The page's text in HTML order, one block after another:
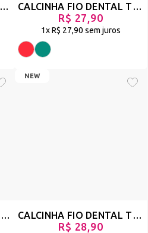
CALCINHA SÓ O FIO DENTAL EM TULE COM BORDADO EM PAETÊ E RENDA - BOLACHA - VERMELHO - REF 2941 CALCINHA FIO DENTAL TRIÂNGULO COM DETALHE EM BORDADO E REGULAGEM - VISTOSA
R$ 27,90
1xR$ 27,90 sem juros
CALCINHA FIO DENTAL TIPO TANGA COM DETALHE EM BORDADO E REGULAGEM - DA HORA - PRETO - REF 2976
NEW
CALCINHA FIO DENTAL TIPO TANGA COM DETALHE EM BORDADO E REGULAGEM - JEITOSA - OURO - REF 2443
R$ 28,90